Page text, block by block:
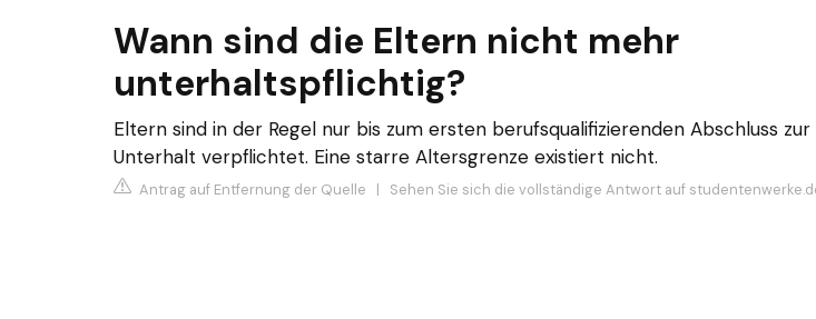
Wann sind die Eltern nicht mehr
unterhaltspflichtig?
Eltern sind in der Regel nur bis zum ersten berufsqualifizierenden Abschluss
Unterhalt verpflichtet. Eine starre Altersgrenze existiert nicht.
Antrag auf Entfernung der Quelle | Sehen Sie sich die vollständige Antwort auf